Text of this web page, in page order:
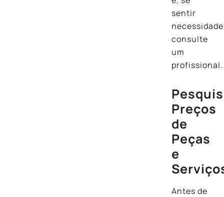
sentir
consulte
um
profissional.
Preços
de
Peças
e
Antes de